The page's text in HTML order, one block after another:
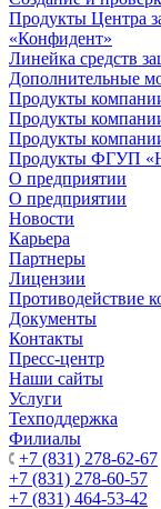
Продукты Центра
«Конфидент»
Линейка средств
Дополнительные
Продукты
Продукты
Продукты
Продукты ФГУП
О предприятии
О предприятии
Новости
Карьера
Партнеры
Лицензии
Противодействие
Документы
Контакты
Пресс-центр
Наши сайты
Услуги
Техподдержка
Филиалы
+7 (831) 278-62-67
+7 (831) 278-60-57
+7 (831) 464-53-42